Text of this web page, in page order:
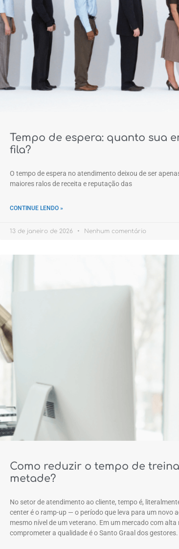
Tempo de espera: quanto sua
fila?
O tempo de espera no atendimento deixou de ser
maiores ralos de receita e reputação das
CONTINUE LENDO »
13 de janeiro de 2026 Nenhum comentário
Como reduzir o tempo de
metade?
No setor de atendimento ao cliente, tempo é,
center é o ramp-up — o período que leva para um
mesmo nível de um veterano. Em um mercado com
comprometer a qualidade é o Santo Graal dos gestores.